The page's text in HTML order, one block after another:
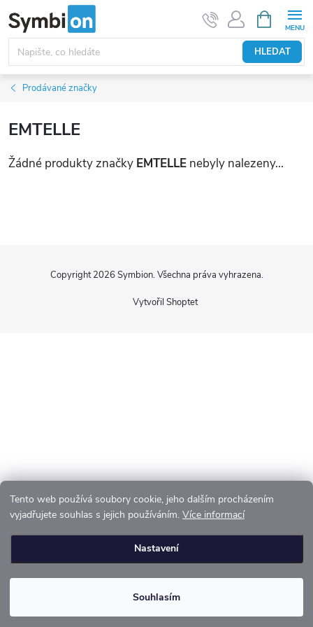
Tento web používá soubory cookie, jeho dalším procházením
vyjadřujete souhlas s jejich používáním. Více informací
Nastavení
Souhlasím
na
obsah
HLEDAT
NÁKUPNÍ
KOŠÍK
Prodávané značky
EMTELLE
Žádné produkty značky EMTELLE nebyly nalezeny...
Vytvořil Shoptet
Copyright 2026 Symbion. Všechna práva vyhrazena.